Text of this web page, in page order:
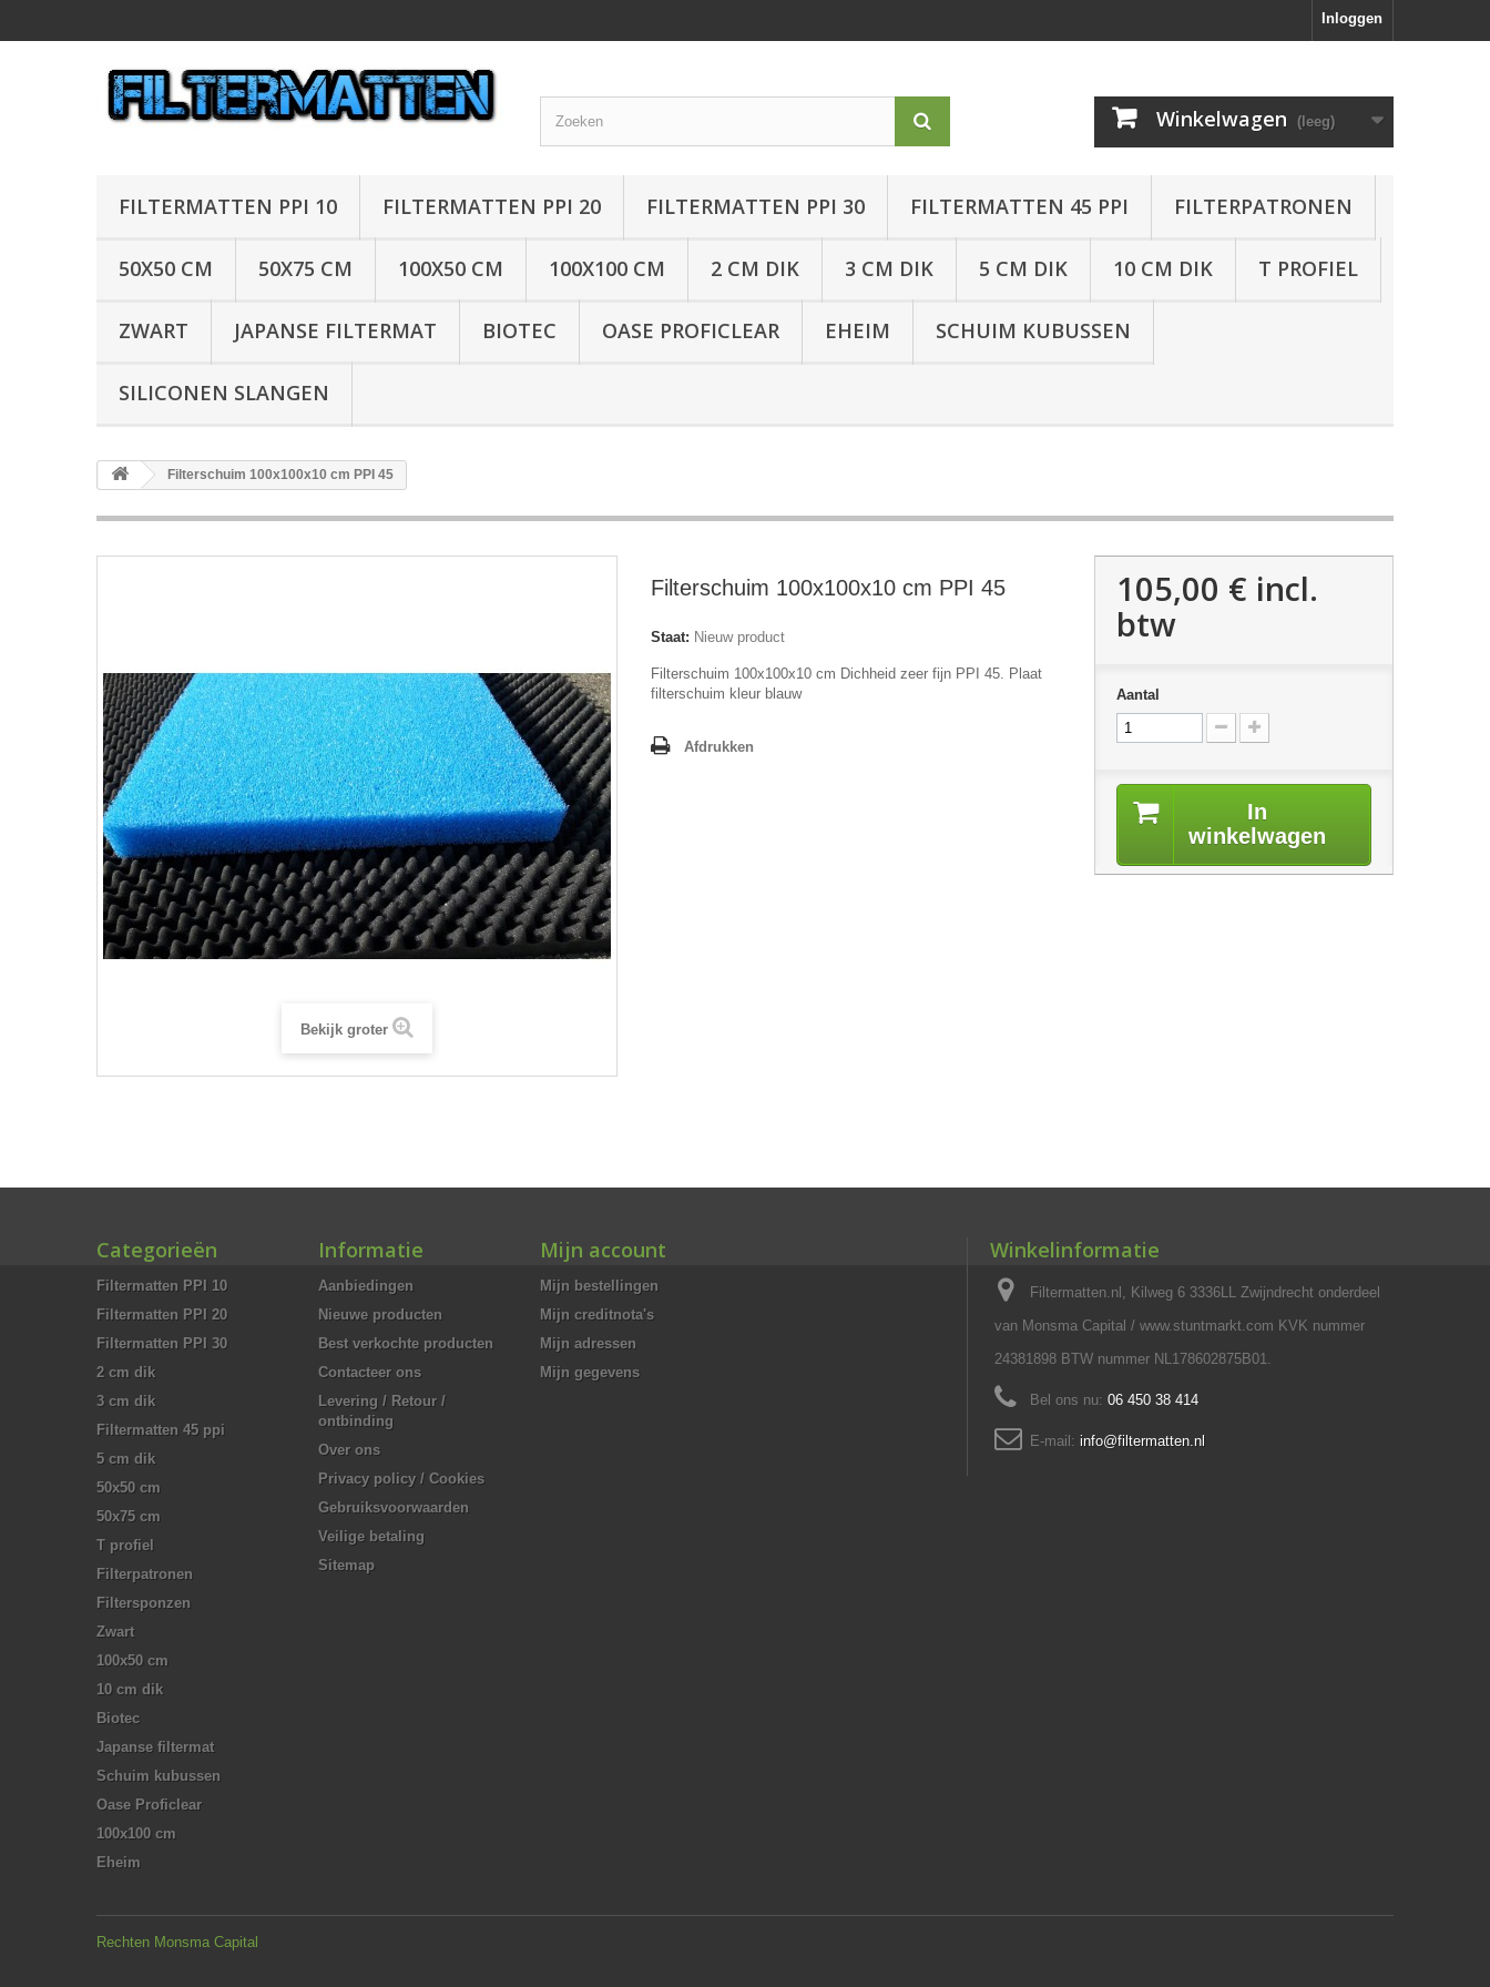
Inloggen
Winkelwagen (leeg)
FILTERMATTEN PPI 10 FILTERMATTEN PPI 20 FILTERMATTEN PPI 30 FILTERMATTEN 45 PPI FILTERPATRONEN
50X50 CM 50X75 CM 100X50 CM 100X100 CM 2 CM DIK 3 CM DIK 5 CM DIK 10 CM DIK T PROFIEL
ZWART JAPANSE FILTERMAT BIOTEC OASE PROFICLEAR EHEIM SCHUIM KUBUSSEN
SILICONEN SLANGEN
Filterschuim 100x100x10 cm PPI 45
Bekijk groter
Filterschuim 100x100x10 cm PPI 45
Staat: Nieuw product
Filterschuim 100x100x10 cm Dichheid zeer fijn PPI 45. Plaat
filterschuim kleur blauw
Afdrukken
105,00 € incl.
btw
Aantal
In
winkelwagen
Categorieën
Filtermatten PPI 10
Filtermatten PPI 20
Filtermatten PPI 30
2 cm dik
3 cm dik
Filtermatten 45 ppi
5 cm dik
50x50 cm
50x75 cm
T profiel
Filterpatronen
Filtersponzen
Zwart
100x50 cm
10 cm dik
Biotec
Japanse filtermat
Schuim kubussen
Oase Proficlear
100x100 cm
Eheim
Informatie
Aanbiedingen
Nieuwe producten
Best verkochte producten
Contacteer ons
Levering / Retour /
ontbinding
Over ons
Privacy policy / Cookies
Gebruiksvoorwaarden
Veilige betaling
Sitemap
Rechten Monsma Capital
Mijn account
Mijn bestellingen
Mijn creditnota's
Mijn adressen
Mijn gegevens
Winkelinformatie
Filtermatten.nl, Kilweg 6 3336LL Zwijndrecht onderdeel
van Monsma Capital / www.stuntmarkt.com KVK nummer
24381898 BTW nummer NL178602875B01.
Bel ons nu: 06 450 38 414
E-mail: info@filtermatten.nl